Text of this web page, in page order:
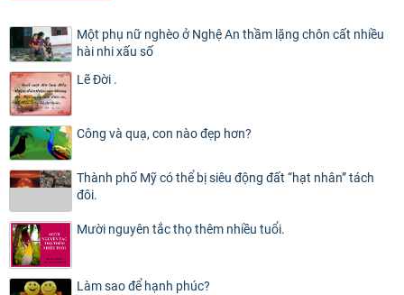
Một phụ nữ nghèo ở Nghệ An thầm lặng chôn cất nhiều
hài nhi xấu số
Lẽ Đời .
Công và quạ, con nào đẹp hơn?
Thành phố Mỹ có thể bị siêu động đất “hạt nhân” tách
đôi.
Mười nguyên tắc thọ thêm nhiều tuổi.
Làm sao để hạnh phúc?